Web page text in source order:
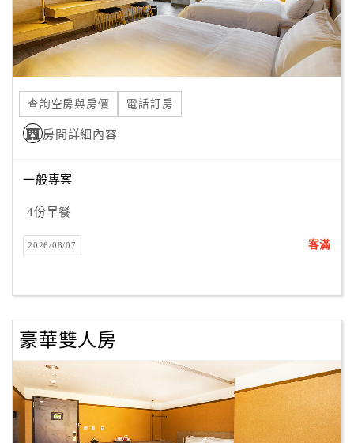
商
品
傳查詢空房與房價 電話訂房
房間詳細內容
一般專案
4份早餐
2026/08/07 客滿
豪華雙人房